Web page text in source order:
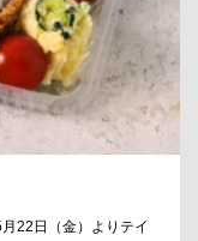
22日（金）よりテイ